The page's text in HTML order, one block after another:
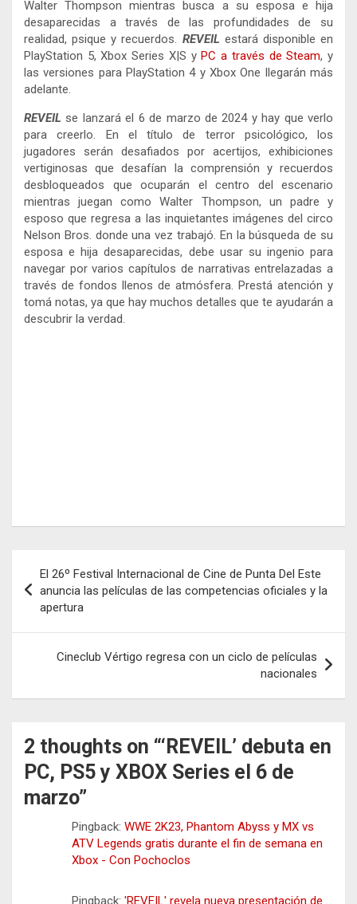
Walter Thompson mientras busca a su esposa e hija
desaparecidas a través de las profundidades de su
realidad, psique y recuerdos. REVEIL estará disponible en
PlayStation 5, Xbox Series X|S y PC a través de Steam, y
las versiones para PlayStation 4 y Xbox One llegarán más
adelante.
REVEIL se lanzará el 6 de marzo de 2024 y hay que verlo
para creerlo. En el título de terror psicológico, los
jugadores serán desafiados por acertijos, exhibiciones
vertiginosas que desafían la comprensión y recuerdos
desbloqueados que ocuparán el centro del escenario
mientras juegan como Walter Thompson, un padre y
esposo que regresa a las inquietantes imágenes del circo
Nelson Bros. donde una vez trabajó. En la búsqueda de su
esposa e hija desaparecidas, debe usar su ingenio para
navegar por varios capítulos de narrativas entrelazadas a
través de fondos llenos de atmósfera. Prestá atención y
tomá notas, ya que hay muchos detalles que te ayudarán a
descubrir la verdad.
de
entradas
El 26º Festival Internacional de Cine de Punta Del Este
anuncia las películas de las competencias oficiales y la
apertura
Cineclub Vértigo regresa con un ciclo de películas
nacionales
2 thoughts on “‘REVEIL’ debuta en
PC, PS5 y XBOX Series el 6 de
marzo”
Pingback: WWE 2K23, Phantom Abyss y MX vs
ATV Legends gratis durante el fin de semana en
Xbox - Con Pochoclos
Pingback: 'REVEIL' revela nueva presentación de